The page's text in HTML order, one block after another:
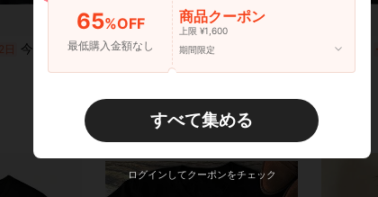
今日は頭が痛いので、ダムな皮肉のTシャツを着ています 国内発送 -23% 残り2日
¥1,055
国内発送
¥1,055
65%OFF
最低購入金額なし
商品クーポン
上限 ¥1,600
期間限定
すべて集める
ログインしてクーポンをチェック